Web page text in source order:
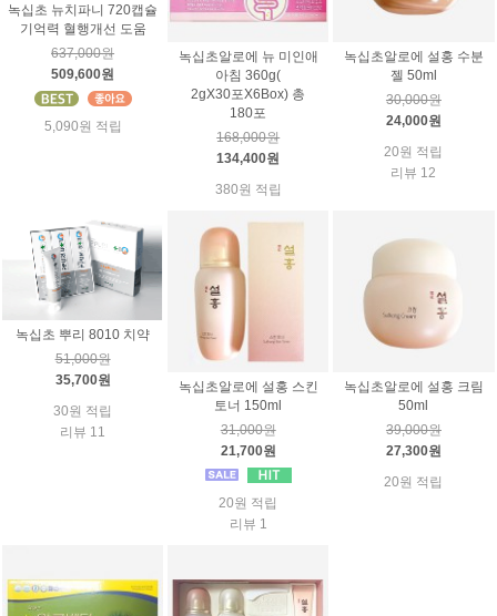
녹십초 뉴치파니 720캡슐
기억력 혈행개선 도움
637,000원
509,600원
5,090원 적립
녹십초알로에 뉴 미인애
아침 360g(
2gX30포X6Box) 총
180포
168,000원
134,400원
380원 적립
녹십초알로에 설홍 수분
젤 50ml
30,000원
24,000원
20원 적립
리뷰 12
녹십초 뿌리 8010 치약
51,000원
35,700원
30원 적립
리뷰 11
녹십초알로에 설홍 스킨
토너 150ml
31,000원
21,700원
20원 적립
리뷰 1
녹십초알로에 설홍 크림
50ml
39,000원
27,300원
20원 적립